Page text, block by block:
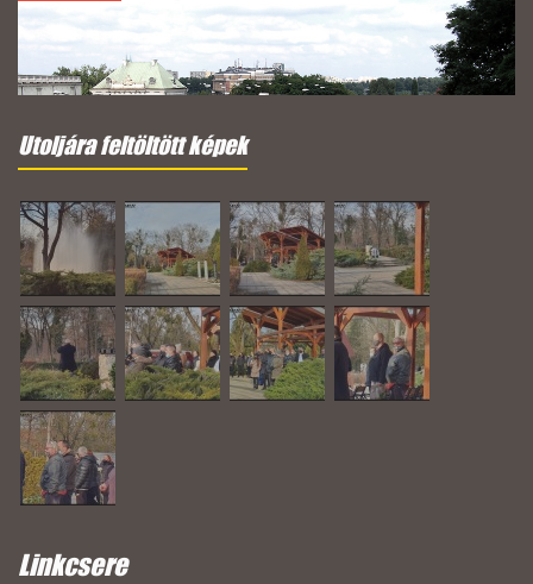
Utoljára feltöltött képek
Linkcsere